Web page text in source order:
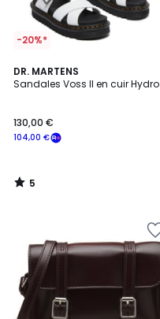
-20%*
DR. MARTENS
Sandales Voss II en cuir Hydro
104,00 €
130,00 €
5
/
5
/